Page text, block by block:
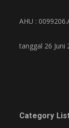
AHU :
tanggal 26 Juni
Category